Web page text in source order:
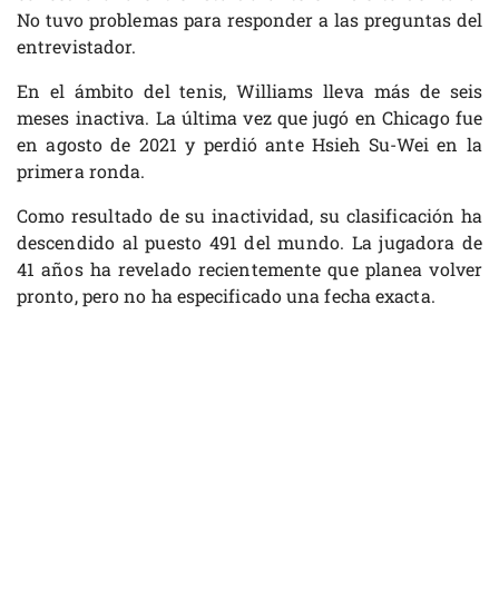
No tuvo problemas para responder a las preguntas del
entrevistador.
En el ámbito del tenis, Williams lleva más de seis
meses inactiva. La última vez que jugó en Chicago fue
en agosto de 2021 y perdió ante Hsieh Su-Wei en la
primera ronda.
Como resultado de su inactividad, su clasificación ha
descendido al puesto 491 del mundo. La jugadora de
41 años ha revelado recientemente que planea volver
pronto, pero no ha especificado una fecha exacta.